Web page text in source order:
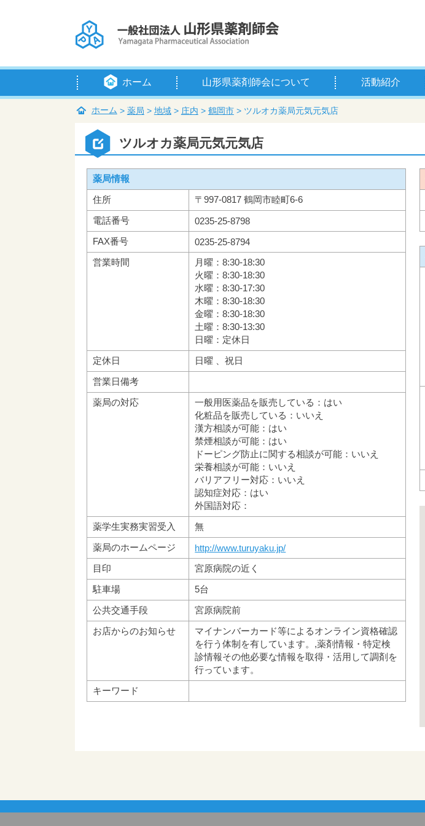
ホーム 山形県薬剤師会について
会長挨拶
定款
例規等
組織・役員
賛助会員
入会のご案内
アクセス
活動紹介
ホーム > 薬局 > 地域> 庄内 > 鶴岡市> ツルオカ薬局元気元気店
ツルオカ薬局元気元気店
薬局情報
住所
〒997-0817 鶴岡市睦町6-6
電話番号
0235-25-8798
FAX番号
0235-25-8794
営業時間
月曜：8:30-18:30
火曜：8:30-18:30
水曜：8:30-17:30
木曜：8:30-18:30
金曜：8:30-18:30
土曜：8:30-13:30
日曜：定休日
定休日
日曜 、祝日
営業日備考
薬局の対応
一般用医薬品を販売している：はい
化粧品を販売している：いいえ
漢方相談が可能：はい
禁煙相談が可能：はい
ドーピング防止に関する相談が可能：いいえ
栄養相談が可能：いいえ
バリアフリー対応：いいえ
認知症対応：はい
外国語対応：
薬学生実務実習受入
無
薬局のホームページ
http://www.turuyaku.jp/
目印
宮原病院の近く
駐車場
5台
公共交通手段
宮原病院前
お店からのお知らせ
マイナンバーカード等によるオンライン資格確認
を行う体制を有しています。,薬剤情報・特定検
診情報その他必要な情報を取得・活用して調剤を
行っています。
キーワード